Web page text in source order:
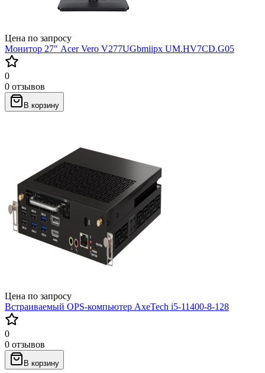
Цена по запросу
Монитор 27" Acer Vero V277UGbmiipx UM.HV7CD.G05
0
0 отзывов
В корзину
Цена по запросу
Встраиваемый OPS-компьютер AxeTech i5-11400-8-128
0
0 отзывов
В корзину